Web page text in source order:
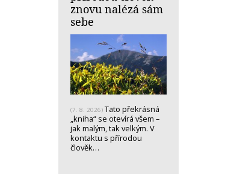
znovu nalézá sám
sebe
(7. 8. 2026) Tato překrásná
„kniha“ se otevírá všem –
jak malým, tak velkým. V
kontaktu s přírodou
člověk…